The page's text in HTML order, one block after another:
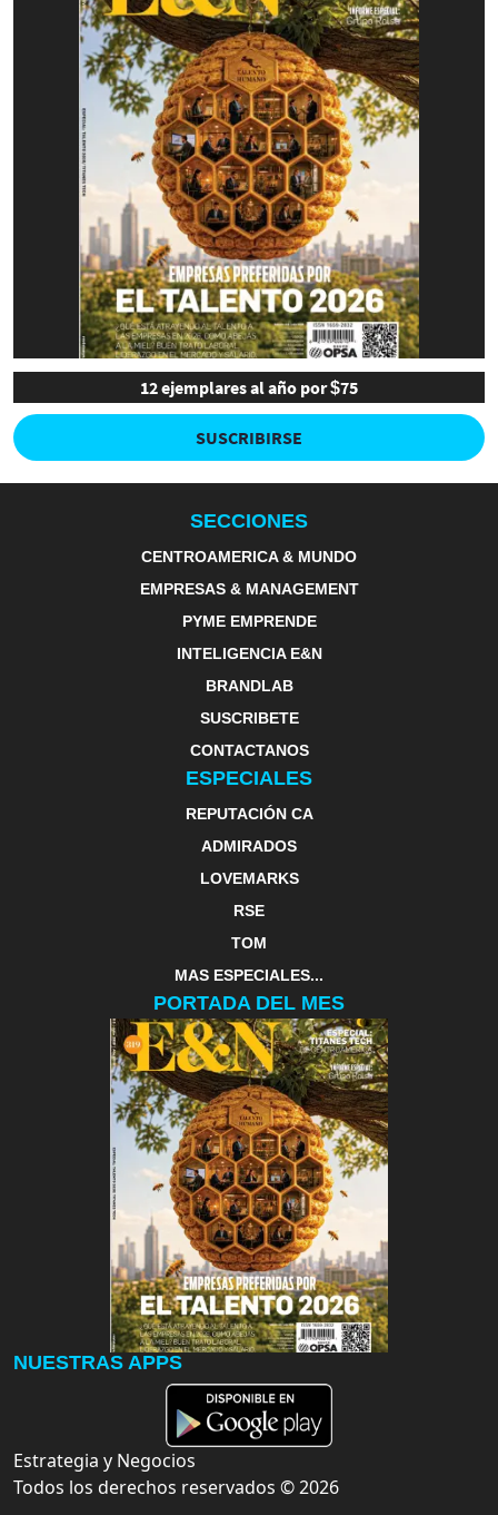
12 ejemplares al año por $75
SUSCRIBIRSE
SECCIONES
CENTROAMERICA & MUNDO
EMPRESAS & MANAGEMENT
PYME EMPRENDE
INTELIGENCIA E&N
BRANDLAB
SUSCRIBETE
CONTACTANOS
ESPECIALES
REPUTACIÓN CA
ADMIRADOS
LOVEMARKS
RSE
TOM
MAS ESPECIALES...
PORTADA DEL MES
NUESTRAS APPS
Estrategia y Negocios
Todos los derechos reservados ©2026